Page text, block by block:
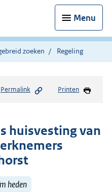
Menu
zoeken Regeling
Permalink Printen
huisvesting van
heden